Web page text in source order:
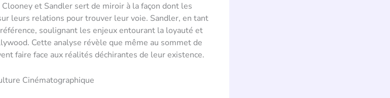
et Sandler sert de miroir à la façon dont les
leurs relations pour trouver leur voie. Sandler, en tant
soulignant les enjeux entourant la loyauté et
Cette analyse révèle que même au sommet de
faire face aux réalités déchirantes de leur existence.
Cinématographique